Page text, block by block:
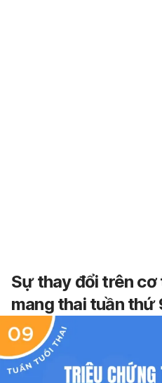
Sự thay đổi trên cơ
mang thai tuần thứ